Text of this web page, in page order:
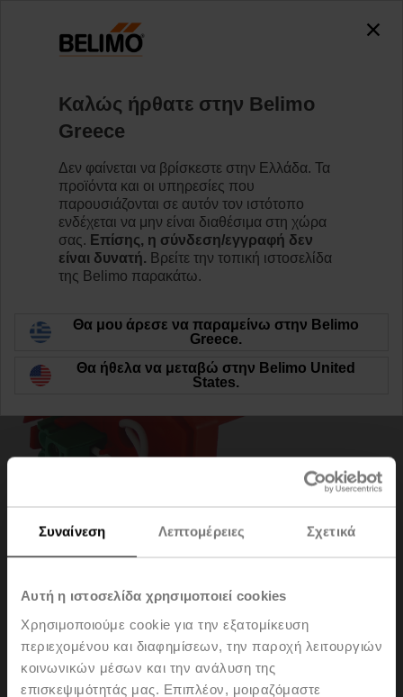
Συναίνεση Λεπτομέρειες Σχετικά
Αυτή η ιστοσελίδα χρησιμοποιεί cookies
Χρησιμοποιούμε cookie για την εξατομίκευση
περιεχομένου και διαφημίσεων, την παροχή λειτουργιών
κοινωνικών μέσων και την ανάλυση της
επισκεψιμότητάς μας. Επιπλέον, μοιραζόμαστε
ZBAT140
Back to product category
ZBAT140
Καλώς ήρθατε στην Belimo
Greece
Δεν φαίνεται να βρίσκεστε στην Ελλάδα. Τα
προϊόντα και οι υπηρεσίες που
παρουσιάζονται σε αυτόν τον ιστότοπο
ενδέχεται να μην είναι διαθέσιμα στη χώρα
σας. Επίσης, η σύνδεση/εγγραφή δεν
είναι δυνατή. Βρείτε την τοπική ιστοσελίδα
της Belimo παρακάτω.
Θα μου άρεσε να παραμείνω στην Belimo
Greece.
Θα ήθελα να μεταβώ στην Belimo United
States.